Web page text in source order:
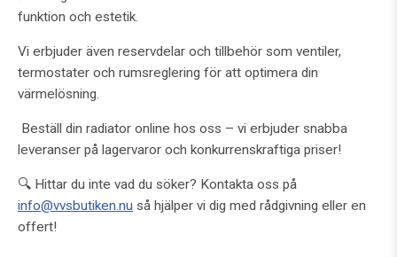
funktion och estetik.
Vi erbjuder även reservdelar och tillbehör som ventiler,
termostater och rumsreglering för att optimera din
värmelösning.
Beställ din radiator online hos oss – vi erbjuder snabba
leveranser på lagervaror och konkurrenskraftiga priser!
🔍 Hittar du inte vad du söker? Kontakta oss på
info@vvsbutiken.nu så hjälper vi dig med rådgivning eller en
offert!